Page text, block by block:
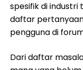
spesifik di
daftar
pengguna di
Dari daftar